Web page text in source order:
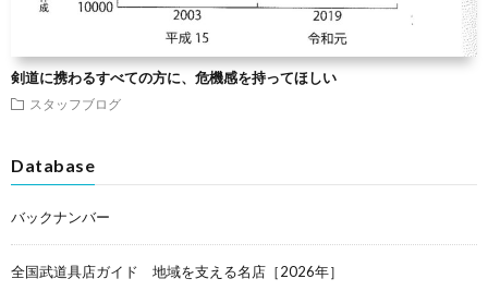
剣道に携わるすべての方に、危機感を持ってほしい
スタッフブログ
Database
バックナンバー
全国武道具店ガイド 地域を支える名店［2026年］